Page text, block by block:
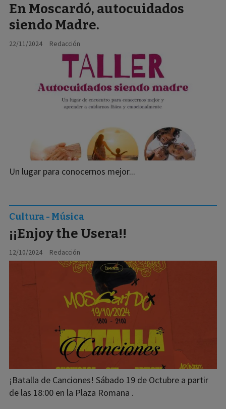
En Moscardó, autocuidados
siendo Madre.
Redacción
22/11/2024
Un lugar para conocernos mejor...
¡¡Enjoy the Usera!!
Redacción
Cultura - Música
12/10/2024
¡Batalla de Canciones! Sábado 19 de Octubre a partir
de las 18:00 en la Plaza Romana .